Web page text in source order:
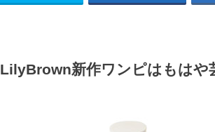
LilyBrown新作ワンピはもはや